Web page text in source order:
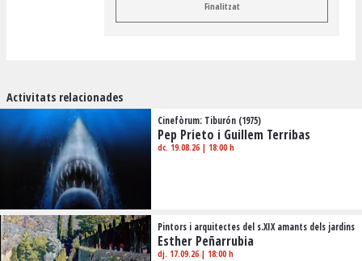
Finalitzat
Activitats relacionades
Cinefòrum: Tiburón (1975)
Pep Prieto i Guillem Terribas
dc. 19.08.26| 18:00 h
Pintors i arquitectes del s.XIX amants dels jardins
Esther Peñarrubia
dj. 17.09.26| 18:00 h